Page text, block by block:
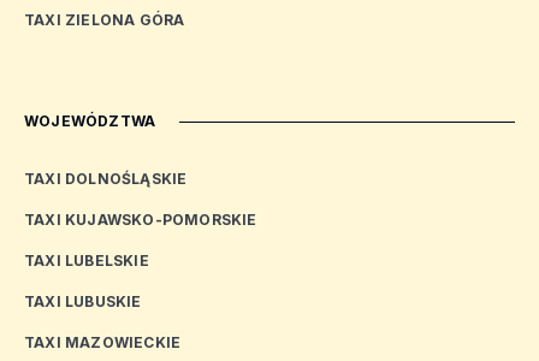
TAXI ZIELONA GÓRA
WOJEWÓDZTWA
TAXI DOLNOŚLĄSKIE
TAXI KUJAWSKO-POMORSKIE
TAXI LUBELSKIE
TAXI LUBUSKIE
TAXI MAZOWIECKIE